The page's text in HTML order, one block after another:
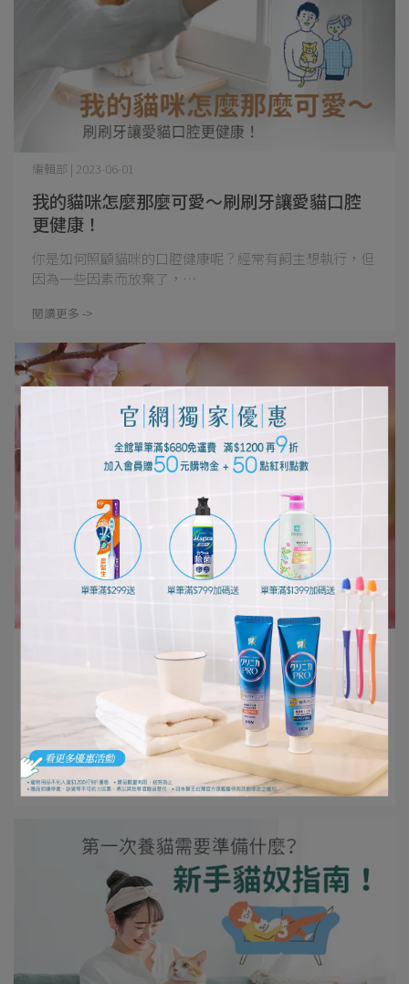
我的貓咪怎麼那麼可愛～刷刷牙讓愛貓口腔
更健康！
編輯部 | 2023-06-01
你是如何照顧貓咪的口腔健康呢？經常有飼主想執行，但
因為一些因素而放棄了，⋯
閱讀更多 ->
家貓亂尿尿怎麼辦？ 從貓砂到砂盆打造讓愛
貓滿意的便所！
想要獲得呼嚕呼嚕的療癒嗎？現今越來越多貓咪成為家裡
不可或缺的一份子。只是⋯
閱讀更多 ->